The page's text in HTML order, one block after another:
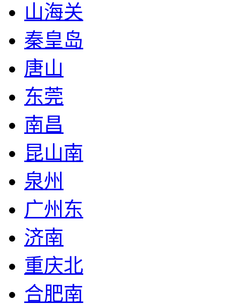
山海关
秦皇岛
唐山
东莞
南昌
昆山南
泉州
广州东
济南
重庆北
合肥南